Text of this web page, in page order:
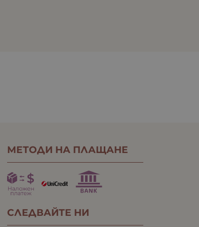
МЕТОДИ НА ПЛАЩАНЕ
СЛЕДВАЙТЕ НИ